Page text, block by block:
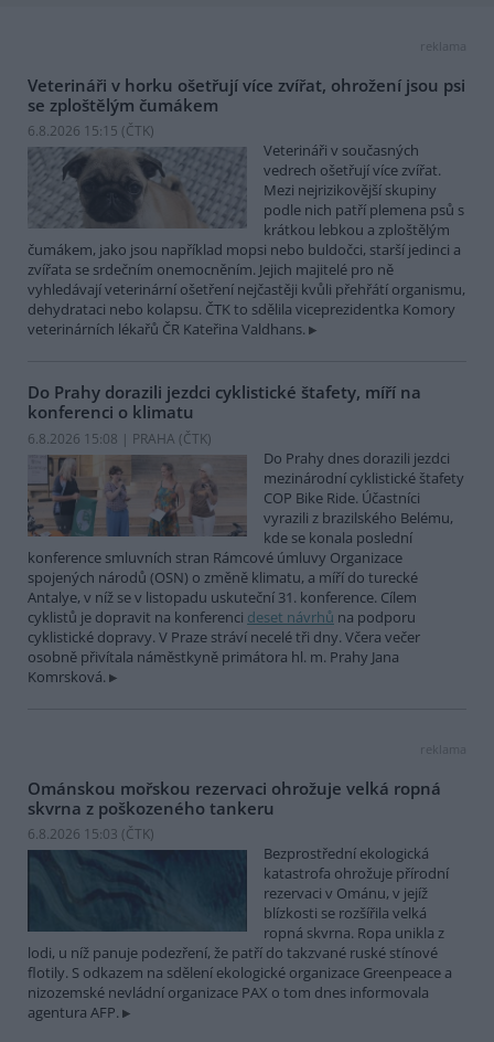
reklama
Veterináři v horku ošetřují více zvířat, ohrožení jsou psi
se zploštělým čumákem
6.8.2026 15:15 (ČTK)
Veterináři v současných
vedrech ošetřují více zvířat.
Mezi nejrizikovější skupiny
podle nich patří plemena psů s
krátkou lebkou a zploštělým
čumákem, jako jsou například mopsi nebo buldočci, starší jedinci a
zvířata se srdečním onemocněním. Jejich majitelé pro ně
vyhledávají veterinární ošetření nejčastěji kvůli přehřátí organismu,
dehydrataci nebo kolapsu. ČTK to sdělila viceprezidentka Komory
veterinárních lékařů ČR Kateřina Valdhans.
Do Prahy dorazili jezdci cyklistické štafety, míří na
konferenci o klimatu
6.8.2026 15:08 | PRAHA (ČTK)
Do Prahy dnes dorazili jezdci
mezinárodní cyklistické štafety
COP Bike Ride. Účastníci
vyrazili z brazilského Belému,
kde se konala poslední
konference smluvních stran Rámcové úmluvy Organizace
spojených národů (OSN) o změně klimatu, a míří do turecké
Antalye, v níž se v listopadu uskuteční 31. konference. Cílem
cyklistů je dopravit na konferenci deset návrhů na podporu
cyklistické dopravy. V Praze stráví necelé tři dny. Včera večer
osobně přivítala náměstkyně primátora hl. m. Prahy Jana
Komrsková.
reklama
Ománskou mořskou rezervaci ohrožuje velká ropná
skvrna z poškozeného tankeru
6.8.2026 15:03 (ČTK)
Bezprostřední ekologická
katastrofa ohrožuje přírodní
rezervaci v Ománu, v jejíž
blízkosti se rozšířila velká
ropná skvrna. Ropa unikla z
lodi, u níž panuje podezření, že patří do takzvané ruské stínové
flotily. S odkazem na sdělení ekologické organizace Greenpeace a
nizozemské nevládní organizace PAX o tom dnes informovala
agentura AFP.